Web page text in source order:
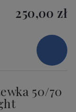
250,00 zł
50/70